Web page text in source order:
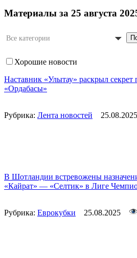
Материалы за 25 августа
Все категории
Хорошие новости
Наставник «Улытау» раскрыл секрет
«Ордабасы»
Рубрика: Лента новостей 25.08.2025
В Шотландии встревожены
«Кайрат» — «Селтик» в Лиге
Рубрика: Еврокубки 25.08.2025